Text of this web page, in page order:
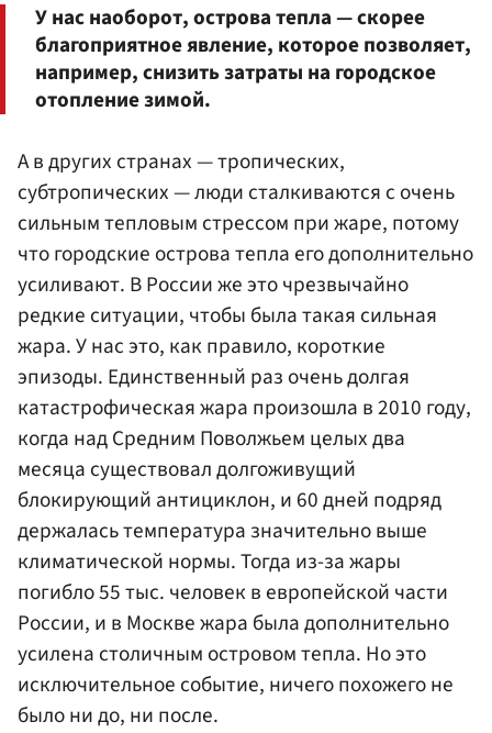
У нас наоборот, острова тепла — скорее
благоприятное явление, которое позволяет,
например, снизить затраты на городское
отопление зимой.
А в других странах — тропических,
субтропических — люди сталкиваются с очень
сильным тепловым стрессом при жаре, потому
что городские острова тепла его дополнительно
усиливают. В России же это чрезвычайно
редкие ситуации, чтобы была такая сильная
жара. У нас это, как правило, короткие
эпизоды. Единственный раз очень долгая
катастрофическая жара произошла в 2010 году,
когда над Средним Поволжьем целых два
месяца существовал долгоживущий
блокирующий антициклон, и 60 дней подряд
держалась температура значительно выше
климатической нормы. Тогда из-за жары
погибло 55 тыс. человек в европейской части
России, и в Москве жара была дополнительно
усилена столичным островом тепла. Но это
исключительное событие, ничего похожего не
было ни до, ни после.